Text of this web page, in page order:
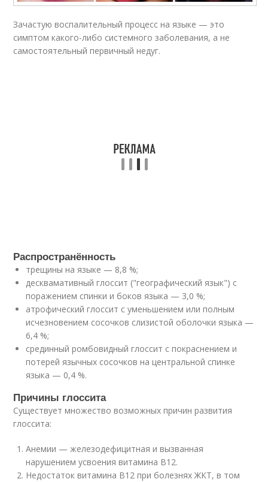
Зачастую воспалительный процесс на языке — это
симптом какого-либо системного заболевания, а не
самостоятельный первичный недуг.
Распространённость
трещины на языке — 8,8 %;
десквамативный глоссит ("географический язык") с
поражением спинки и боков языка — 3,0 %;
атрофический глоссит с уменьшением или полным
исчезновением сосочков слизистой оболочки языка —
6,4 %;
срединный ромбовидный глоссит с покраснением и
потерей язычных сосочков на центральной спинке
языка — 0,4 %.
Причины глоссита
Существует множество возможных причин развития
глоссита:
Анемии — железодефицитная и вызванная
нарушением усвоения витамина B12.
Недостаток витамина В12 при болезнях ЖКТ, в том